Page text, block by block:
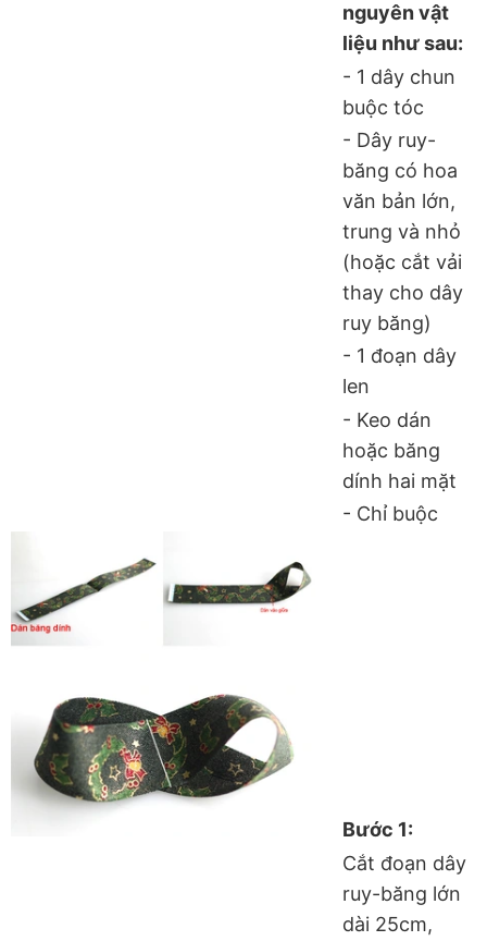
nguyên vật
liệu như sau:
- 1 dây chun
buộc tóc
- Dây ruy-
băng có hoa
văn bản lớn,
trung và nhỏ
(hoặc cắt vải
thay cho dây
ruy băng)
- 1 đoạn dây
len
- Keo dán
hoặc băng
dính hai mặt
- Chỉ buộc
Bước 1:
Cắt đoạn dây
ruy-băng lớn
dài 25cm,